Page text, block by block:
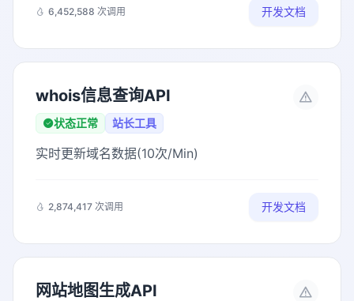
6,452,588 次调用 开发文档
whois信息查询API
状态正常 站长工具
实时更新域名数据(10次/Min)
2,874,417 次调用 开发文档
网站地图生成API